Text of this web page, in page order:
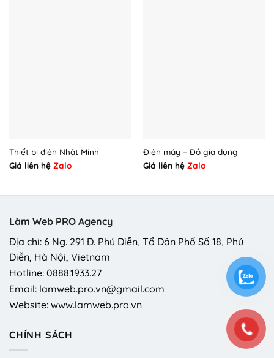
Thiết bị điện Nhật Minh
Giá liên hệ Zalo
Điện máy – Đồ gia dụng
Giá liên hệ Zalo
Làm Web PRO Agency
Địa chỉ: 6 Ng. 291 Đ. Phú Diễn, Tổ Dân Phố Số 18, Phú
Diễn, Hà Nội, Vietnam
Hotline: 0888.1933.27
Email: lamweb.pro.vn@gmail.com
Website: www.lamweb.pro.vn
CHÍNH SÁCH